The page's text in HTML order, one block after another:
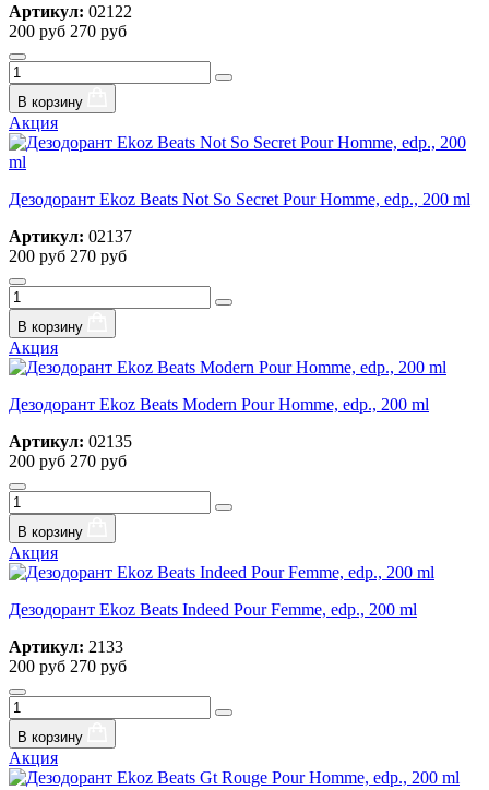
Артикул: 02122
200 руб 270 руб
В корзину
Акция
Дезодорант Ekoz Beats Not So Secret Pour Homme, edp., 200 ml
Артикул: 02137
200 руб 270 руб
В корзину
Акция
Дезодорант Ekoz Beats Modern Pour Homme, edp., 200 ml
Артикул: 02135
200 руб 270 руб
В корзину
Акция
Дезодорант Ekoz Beats Indeed Pour Femme, edp., 200 ml
Артикул: 2133
200 руб 270 руб
В корзину
Акция